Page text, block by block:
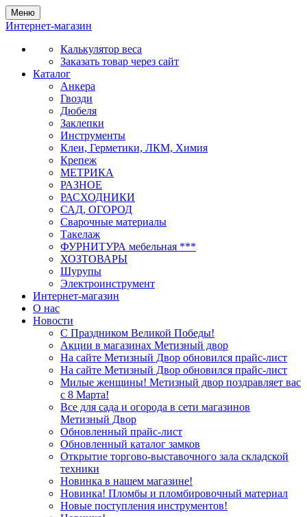
Меню
Интернет-магазин
Калькулятор веса
Заказать товар через сайт
Каталог
Анкера
Гвозди
Дюбеля
Заклепки
Инструменты
Клеи, Герметики, ЛКМ, Химия
Крепеж
МЕТРИКА
РАЗНОЕ
РАСХОДНИКИ
САД, ОГОРОД
Сварочные материалы
Такелаж
ФУРНИТУРА мебельная ***
ХОЗТОВАРЫ
Шурупы
Электроинструмент
Интернет-магазин
О нас
Новости
С Праздником Великой Победы!
Акции в магазинах Метизный двор
На сайте Метизный Двор обновился прайс-лист
На сайте Метизный Двор обновился прайс-лист
Милые женщины! Метизный двор поздравляет вас
с 8 Марта!
Все для сада и огорода в сети магазинов
Метизный Двор
Обновленный прайс-лист
Обновленный каталог замков
Открытие торгово-выставочного зала складской
техники
Новинка в нашем магазине!
Новинка! Пломбы и пломбировочный материал
Новые поступления инструментов!